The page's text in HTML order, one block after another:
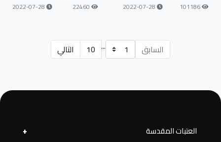
101186
2022-07-28
22460
2022-07-28
السابق ...
10 التالي
العتبات المقدسة